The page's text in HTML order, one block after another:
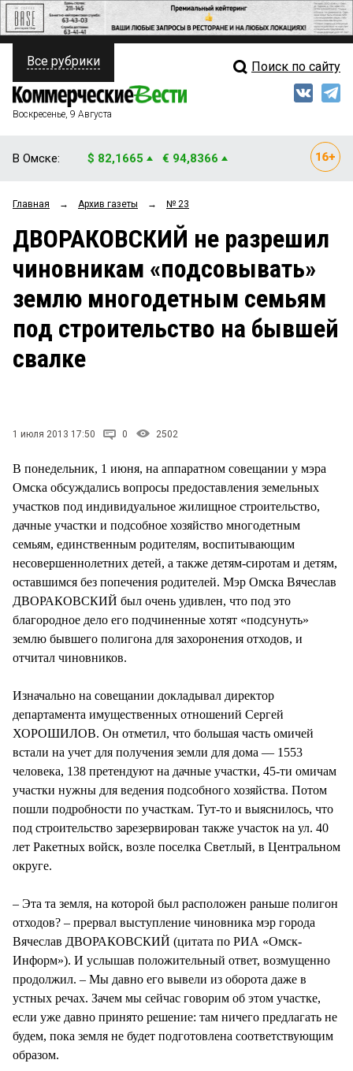
ПОЛИТИКА
ФИНАНСЫ
ОБЩЕСТВО
ЗАКОН
СТИЛЬ ЖИЗНИ
Свежий выпуск
Рейтинги
Блоги
Архив
Все рубрики Поиск по сайту
Воскресенье, 9 Августа
В Омске: $ 82,1665 € 94,8366
Главная → Архив газеты → № 23
ДВОРАКОВСКИЙ не разрешил
чиновникам «подсовывать»
землю многодетным семьям
под строительство на бывшей
свалке
1 июля 2013 17:50 0 2502
В понедельник, 1 июня, на аппаратном совещании у мэра
Омска обсуждались вопросы предоставления земельных
участков под индивидуальное жилищное строительство,
дачные участки и подсобное хозяйство многодетным
семьям, единственным родителям, воспитывающим
несовершеннолетних детей, а также детям-сиротам и детям,
оставшимся без попечения родителей. Мэр Омска Вячеслав
ДВОРАКОВСКИЙ был очень удивлен, что под это
благородное дело его подчиненные хотят «подсунуть»
землю бывшего полигона для захоронения отходов, и
отчитал чиновников.
Изначально на совещании докладывал директор
департамента имущественных отношений Сергей
ХОРОШИЛОВ. Он отметил, что большая часть омичей
встали на учет для получения земли для дома — 1553
человека, 138 претендуют на дачные участки, 45-ти омичам
участки нужны для ведения подсобного хозяйства. Потом
пошли подробности по участкам. Тут-то и выяснилось, что
под строительство зарезервирован также участок на ул. 40
лет Ракетных войск, возле поселка Светлый, в Центральном
округе.
– Эта та земля, на которой был расположен раньше полигон
отходов? – прервал выступление чиновника мэр города
Вячеслав ДВОРАКОВСКИЙ (цитата по РИА «Омск-
Информ»). И услышав положительный ответ, возмущенно
продолжил. – Мы давно его вывели из оборота даже в
устных речах. Зачем мы сейчас говорим об этом участке,
если уже давно принято решение: там ничего предлагать не
будем, пока земля не будет подготовлена соответствующим
образом.